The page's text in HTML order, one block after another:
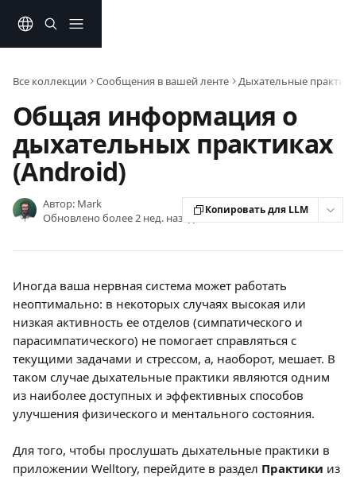
Все коллекции Сообщения в вашей ленте Дыхательные практики
Общая информация о
дыхательных практиках
(Android)
Автор: Mark
Обновлено более 2 нед. назад
Копировать для LLM
Иногда ваша нервная система может работать
неоптимально: в некоторых случаях высокая или
низкая активность ее отделов (симпатического и
парасимпатического) не помогает справляться с
текущими задачами и стрессом, а, наоборот, мешает. В
таком случае дыхательные практики являются одним
из наиболее доступных и эффективных способов
улучшения физического и ментального состояния.
Для того, чтобы прослушать дыхательные практики в
приложении Welltory, перейдите в раздел Практики из